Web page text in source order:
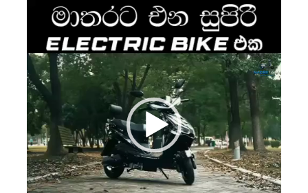
Player